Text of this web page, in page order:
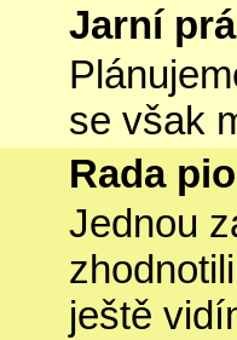
Jarní
se však
Rada
Jednou
ještě